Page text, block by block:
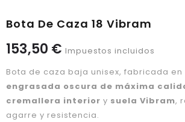
Bota De Caza 18 Vibram
153,50 € Impuestos incluidos
Bota de caza baja unisex, fabricada en
engrasada oscura de máxima
cremallera interior y suela Vibram,
agarre y resistencia.